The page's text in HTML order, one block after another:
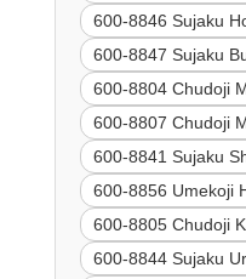
600-8846 Sujaku
600-8847 Sujaku
600-8804 Chudoji
600-8807 Chudoji
600-8841 Sujaku
600-8856 Umekoji
600-8805 Chudoji
600-8844 Sujaku